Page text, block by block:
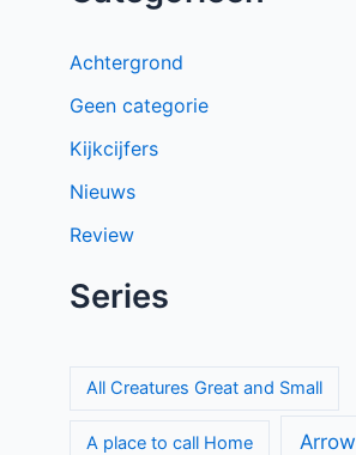
Achtergrond
Geen categorie
Kijkcijfers
Nieuws
Review
Series
All Creatures Great and Small
A place to call Home Arrow